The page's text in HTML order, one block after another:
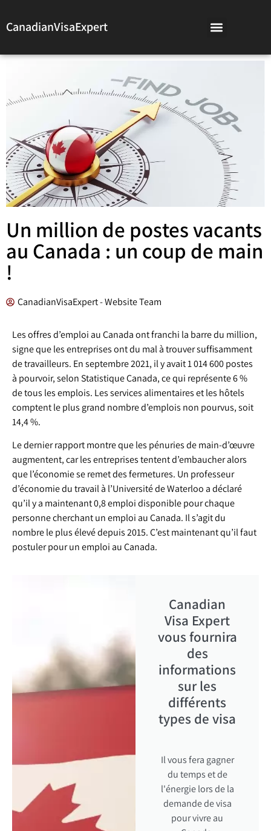
CanadianVisaExpert
Un million de postes vacants
au Canada : un coup de main
!
CanadianVisaExpert - Website Team
Les offres d’emploi au Canada ont franchi la barre du million,
signe que les entreprises ont du mal à trouver suffisamment
de travailleurs. En septembre 2021, il y avait 1 014 600 postes
à pourvoir, selon Statistique Canada, ce qui représente 6 %
de tous les emplois. Les services alimentaires et les hôtels
comptent le plus grand nombre d’emplois non pourvus, soit
14,4 %.
Le dernier rapport montre que les pénuries de main-d’œuvre
augmentent, car les entreprises tentent d’embaucher alors
que l’économie se remet des fermetures. Un professeur
d’économie du travail à l’Université de Waterloo a déclaré
qu’il y a maintenant 0,8 emploi disponible pour chaque
personne cherchant un emploi au Canada. Il s’agit du
nombre le plus élevé depuis 2015. C’est maintenant qu’il faut
postuler pour un emploi au Canada.
Canadian
Visa Expert
vous fournira
des
informations
sur les
différents
types de visa
Il vous fera gagner
du temps et de
l'énergie lors de la
demande de visa
pour vivre au